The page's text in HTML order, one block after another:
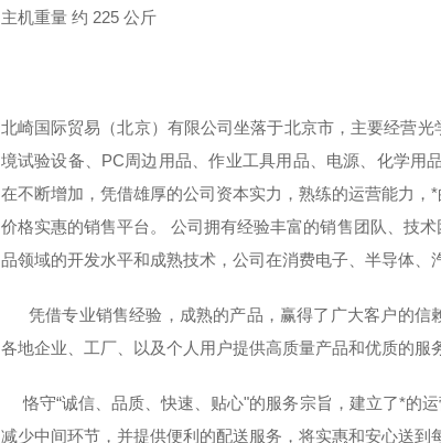
主机重量 约 225 公斤
北崎国际贸易（北京）有限公司坐落于北京市，主要经营
境试验设备、PC周边用品、作业工具用品、电源、化学用
在不断增加，凭借雄厚的公司资本实力，熟练的运营能力，
价格实惠的销售平台。 公司拥有经验丰富的销售团队、技
品领域的开发水平和成熟技术，公司在消费电子、半导体、
凭借专业销售经验，成熟的产品，赢得了广大客户的信
各地企业、工厂、以及个人用户提供高质量产品和优质的服
恪守“诚信、品质、快速、贴心"的服务宗旨，建立了*的
减少中间环节，并提供便利的配送服务，将实惠和安心送到